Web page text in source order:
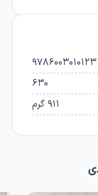
9786003010123
630
911گرم